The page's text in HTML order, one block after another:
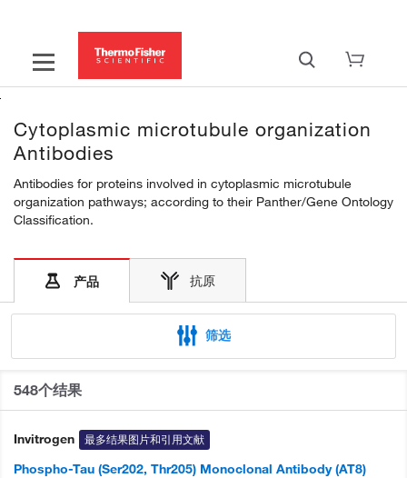
Cytoplasmic microtubule organization
Antibodies
Antibodies for proteins involved in cytoplasmic microtubule
organization pathways; according to their Panther/Gene Ontology
Classification.
产品 抗原
筛选
548个结果
Invitrogen 最多结果图片和引用文献
Phospho-Tau (Ser202, Thr205) Monoclonal Antibody (AT8)